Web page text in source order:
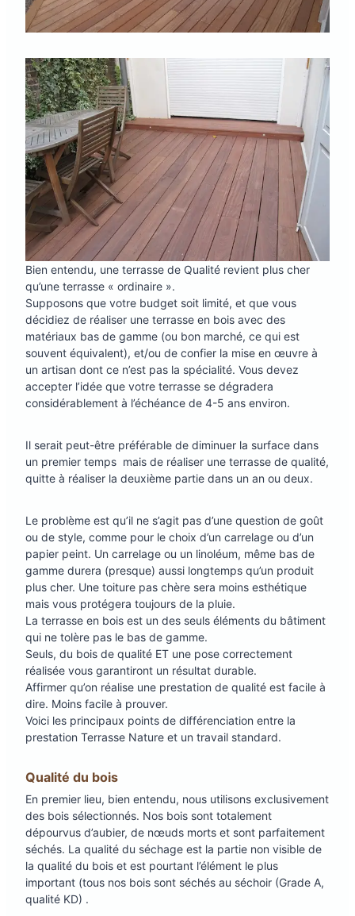
Bien entendu, une terrasse de Qualité revient plus cher
qu’une terrasse « ordinaire ».
Supposons que votre budget soit limité, et que vous
décidiez de réaliser une terrasse en bois avec des
matériaux bas de gamme (ou bon marché, ce qui est
souvent équivalent), et/ou de confier la mise en œuvre à
un artisan dont ce n’est pas la spécialité. Vous devez
accepter l’idée que votre terrasse se dégradera
considérablement à l’échéance de 4-5 ans environ.
Il serait peut-être préférable de diminuer la surface dans
un premier temps mais de réaliser une terrasse de qualité,
quitte à réaliser la deuxième partie dans un an ou deux.
Le problème est qu’il ne s’agit pas d’une question de goût
ou de style, comme pour le choix d’un carrelage ou d’un
papier peint. Un carrelage ou un linoléum, même bas de
gamme durera (presque) aussi longtemps qu’un produit
plus cher. Une toiture pas chère sera moins esthétique
mais vous protégera toujours de la pluie.
La terrasse en bois est un des seuls éléments du bâtiment
qui ne tolère pas le bas de gamme.
Seuls, du bois de qualité ET une pose correctement
réalisée vous garantiront un résultat durable.
Affirmer qu’on réalise une prestation de qualité est facile à
dire. Moins facile à prouver.
Voici les principaux points de différenciation entre la
prestation Terrasse Nature et un travail standard.
Qualité du bois
En premier lieu, bien entendu, nous utilisons exclusivement
des bois sélectionnés. Nos bois sont totalement
dépourvus d’aubier, de nœuds morts et sont parfaitement
séchés. La qualité du séchage est la partie non visible de
la qualité du bois et est pourtant l’élément le plus
important (tous nos bois sont séchés au séchoir (Grade A,
qualité KD) .